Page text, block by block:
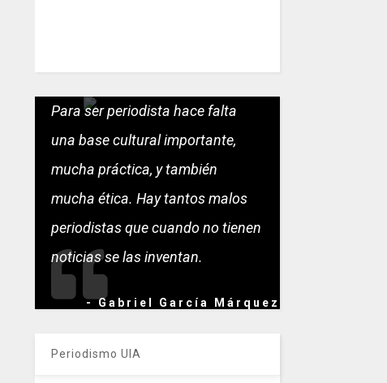
Para ser periodista hace falta
una base cultural importante,
mucha práctica, y también
mucha ética. Hay tantos malos
periodistas que cuando no tienen
noticias se las inventan.
- Gabriel García Márquez
Periodismo UIA